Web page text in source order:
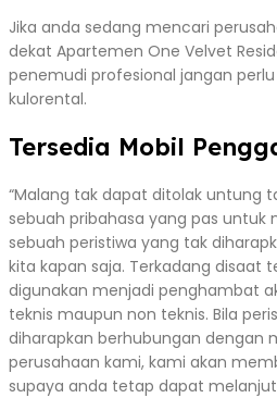
Jika anda sedang mencari
dekat Apartemen One Velvet
penemudi profesional jangan
kulorental.
Tersedia Mobil
“Malang tak dapat ditolak untung
sebuah pribahasa yang pas untuk
sebuah peristiwa yang tak
kita kapan saja. Terkadang disaat
digunakan menjadi penghambat
teknis maupun non teknis. Bila
diharapkan berhubungan dengan
perusahaan kami, kami akan
supaya anda tetap dapat